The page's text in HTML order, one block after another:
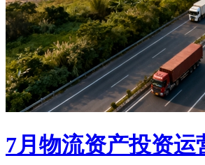
7月物流资产投资运